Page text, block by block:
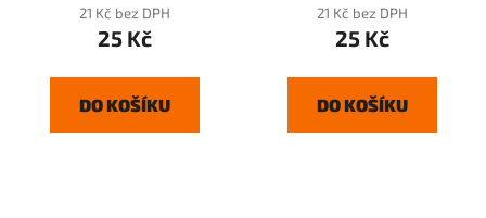
21 Kč bez DPH
25 Kč
DO KOŠÍKU
21 Kč bez DPH
25 Kč
DO KOŠÍKU